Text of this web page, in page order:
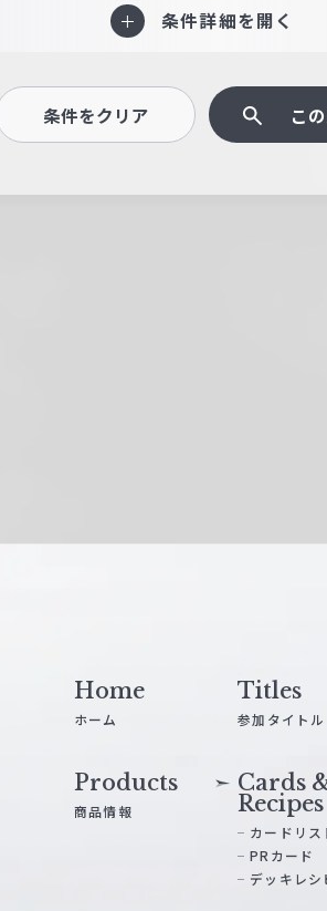
条件詳細を開く
条件をクリア こ
Home
ホーム
Titles
参加タイトル
Products
商品情報
Cards
Recipes
カードリス
PRカード
デッキレシ